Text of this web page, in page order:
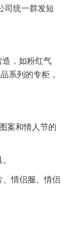
司统一群发短
造，如粉红气
系列的专柜，
案和情人节的
、情侣服、情侣